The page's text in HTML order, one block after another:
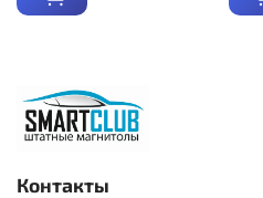
Контакты